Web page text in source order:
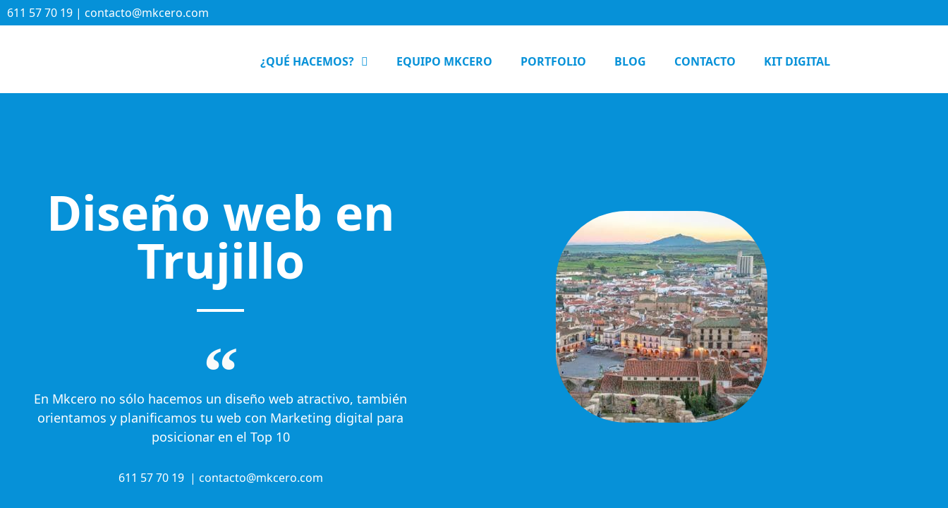
611 57 70 19 | contacto@mkcero.com
¿QUÉ HACEMOS? EQUIPO MKCERO PORTFOLIO BLOG CONTACTO KIT DIGITAL
Diseño web en
Trujillo
En Mkcero no sólo hacemos un diseño web atractivo, también
orientamos y planificamos tu web con Marketing digital para
posicionar en el Top 10
611 57 70 19 | contacto@mkcero.com